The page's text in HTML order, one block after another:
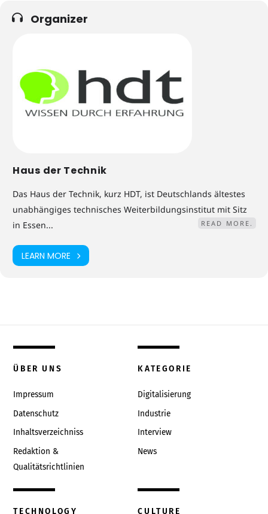
Organizer
Haus der Technik
Das Haus der Technik, kurz HDT, ist Deutschlands ältestes
unabhängiges technisches Weiterbildungsinstitut mit Sitz
in Essen...
READ MORE.
LEARN MORE
ÜBER UNS
Impressum
Datenschutz
Inhaltsverzeichniss
Redaktion &
Qualitätsrichtlinien
KATEGORIE
Digitalisierung
Industrie
Interview
News
TECHNOLOGY CULTURE